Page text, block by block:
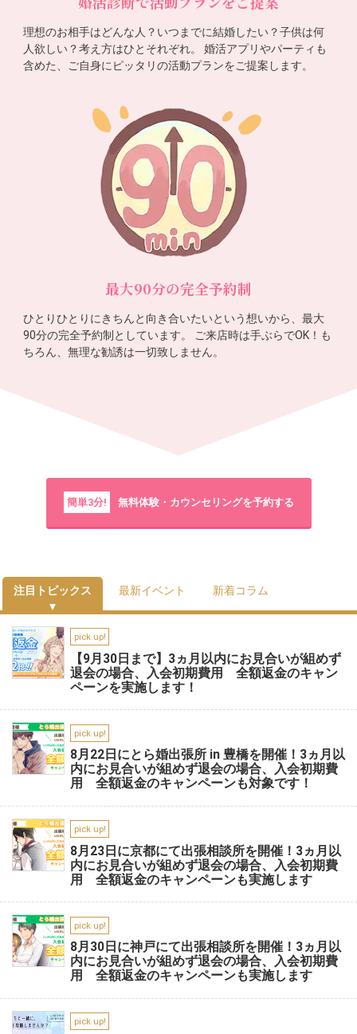
理想のお相手はどんな人？いつまでに結婚したい？子供は何
人欲しい？考え方はひとそれぞれ。 婚活アプリやパーティも
含めた、ご自身にピッタリの活動プランをご提案します。
最大90分の完全予約制
ひとりひとりにきちんと向き合いたいという想いから、最大
90分の完全予約制としています。 ご来店時は手ぶらでOK！も
ちろん、無理な勧誘は一切致しません。
簡単3分! 無料体験・カウンセリングを予約する
注目トピックス 最新イベント 新着コラム
pick up!
【9月30日まで】3ヵ月以内にお見合いが組めず
退会の場合、入会初期費用 全額返金のキャン
ペーンを実施します！
pick up!
8月22日にとら婚出張所 in 豊橋を開催！3ヵ月以
内にお見合いが組めず退会の場合、入会初期費
用 全額返金のキャンペーンも対象です！
pick up!
8月23日に京都にて出張相談所を開催！3ヵ月以
内にお見合いが組めず退会の場合、入会初期費
用 全額返金のキャンペーンも実施します
pick up!
8月30日に神戸にて出張相談所を開催！3ヵ月以
内にお見合いが組めず退会の場合、入会初期費
用 全額返金のキャンペーンも実施します
pick up!